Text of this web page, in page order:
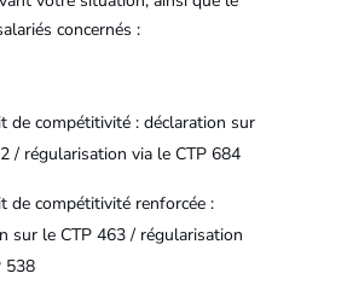
concernés :
de compétitivité : déclaration sur
/ régularisation via le CTP 684
de compétitivité renforcée :
sur le CTP 463 / régularisation
538